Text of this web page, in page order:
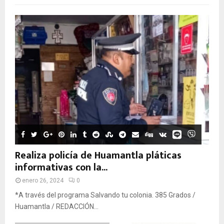
Realiza policía de Huamantla pláticas
informativas con la...
enero 26, 2024 0
*A través del programa Salvando tu colonia. 385 Grados /
Huamantla / REDACCIÓN...